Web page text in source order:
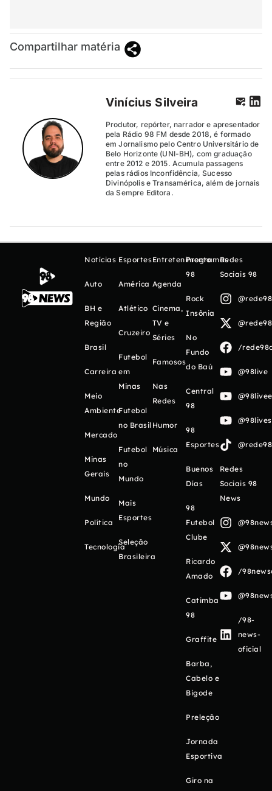
Compartilhar matéria
Vinícius Silveira
Produtor, repórter, narrador e apresentador
pela Rádio 98 FM desde 2018, é formado
em Jornalismo pelo Centro Universitário de
Belo Horizonte (UNI-BH), com graduação
entre 2012 e 2015. Acumula passagens
pelas rádios Inconfidência, Sucesso
Divinópolis e Transamérica, além de jornais
da Sempre Editora.
Notícias
Auto
BH e
Região
Brasil
Carreira
Meio
Ambiente
Mercado
Minas
Gerais
Mundo
Política
Tecnologia
Esportes
América
Atlético
Cruzeiro
Futebol
em
Minas
Futebol
no Brasil
Futebol
no
Mundo
Mais
Esportes
Seleção
Brasileira
Entretenimento
Agenda
Cinema,
TV e
Séries
Famosos
Nas
Redes
Humor
Música
Programas
98
Rock
Insônia
No
Fundo
do Baú
Central
98
98
Esportes
Buenos
Días
98
Futebol
Clube
Ricardo
Amado
Catimba
98
Graffite
Barba,
Cabelo e
Bigode
Preleção
Jornada
Esportiva
Giro na
Redes
Sociais 98
/
@98live
Redes
Sociais 98
News
/
/98-
news-
oficial